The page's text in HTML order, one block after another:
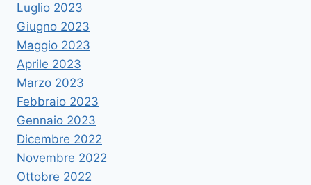
Luglio 2023
Giugno 2023
Maggio 2023
Aprile 2023
Marzo 2023
Febbraio 2023
Gennaio 2023
Dicembre 2022
Novembre 2022
Ottobre 2022